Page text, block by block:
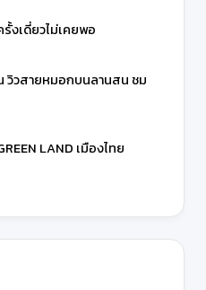
งเดี่ยวไม่เคยพอ
วิวสายหมอกบนลานสน ชม
LAND เมืองไทย